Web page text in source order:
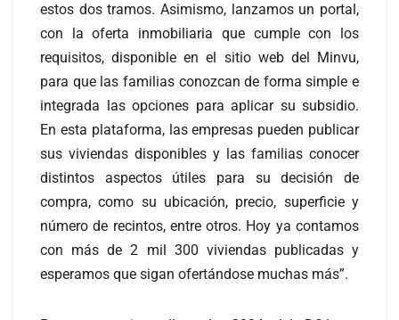
estos dos tramos. Asimismo, lanzamos un portal,
con la oferta inmobiliaria que cumple con los
requisitos, disponible en el sitio web del Minvu,
para que las familias conozcan de forma simple e
integrada las opciones para aplicar su subsidio.
En esta plataforma, las empresas pueden publicar
sus viviendas disponibles y las familias conocer
distintos aspectos útiles para su decisión de
compra, como su ubicación, precio, superficie y
número de recintos, entre otros. Hoy ya contamos
con más de 2 mil 300 viviendas publicadas y
esperamos que sigan ofertándose muchas más”.